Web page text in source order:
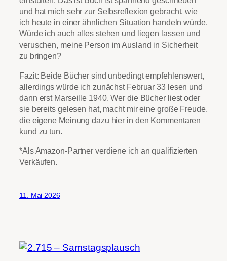
und hat mich sehr zur Selbsreflexion gebracht, wie
ich heute in einer ähnlichen Situation handeln würde.
Würde ich auch alles stehen und liegen lassen und
veruschen, meine Person im Ausland in Sicherheit
zu bringen?
Fazit: Beide Bücher sind unbedingt empfehlenswert,
allerdings würde ich zunächst Februar 33 lesen und
dann erst Marseille 1940. Wer die Bücher liest oder
sie bereits gelesen hat, macht mir eine große Freude,
die eigene Meinung dazu hier in den Kommentaren
kund zu tun.
*Als Amazon-Partner verdiene ich an qualifizierten
Verkäufen.
11. Mai 2026